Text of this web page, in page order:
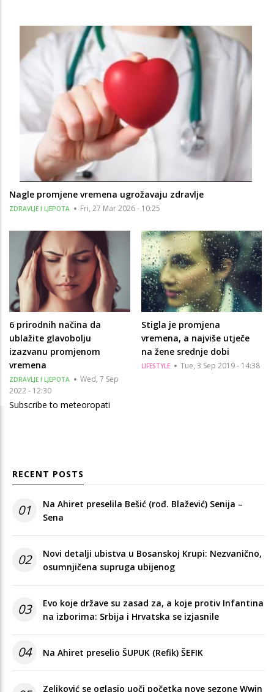
Nagle promjene vremena ugrožavaju zdravlje
ZDRAVLJE I LJEPOTA Fri, 27 Mar 2026 - 10:25
6 prirodnih načina da
ublažite glavobolju
izazvanu promjenom
vremena
ZDRAVLJE I LJEPOTA
Wed, 7 Sep
2022 - 12:30
Stigla je promjena
vremena, a najviše utječe
na žene srednje dobi
LIFESTYLE Tue, 3 Sep 2019 - 14:38
Subscribe to meteoropati
RECENT POSTS
01
Na Ahiret preselila Bešić (rođ. Blažević) Senija –
Sena
02
Novi detalji ubistva u Bosanskoj Krupi: Nezvanično,
osumnjičena supruga ubijenog
03
Evo koje države su zasad za, a koje protiv Infantina
na izborima: Srbija i Hrvatska se izjasnile
04 Na Ahiret preselio ŠUPUK (Refik) ŠEFIK
Zeljković se oglasio uoči početka nove sezone Wwin